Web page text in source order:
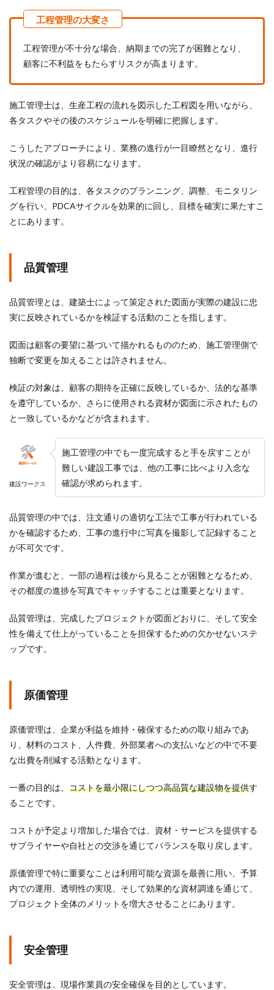
工程管理が不十分な場合、納期までの完了が困難となり、
顧客に不利益をもたらすリスクが高まります。
施工管理士は、生産工程の流れを図示した工程図を用いながら、
各タスクやその後のスケジュールを明確に把握します。
こうしたアプローチにより、業務の進行が一目瞭然となり、進行
状況の確認がより容易になります。
工程管理の目的は、各タスクのプランニング、調整、モニタリン
グを行い、PDCAサイクルを効果的に回し、目標を確実に果たすこ
とにあります。
品質管理
品質管理とは、建築士によって策定された図面が実際の建設に忠
実に反映されているかを検証する活動のことを指します。
図面は顧客の要望に基づいて描かれるもののため、施工管理側で
独断で変更を加えることは許されません。
検証の対象は、顧客の期待を正確に反映しているか、法的な基準
を遵守しているか、さらに使用される資材が図面に示されたもの
と一致しているかなどが含まれます。
建設ワークス
施工管理の中でも一度完成すると手を戻すことが
難しい建設工事では、他の工事に比べより入念な
確認が求められます。
品質管理の中では、注文通りの適切な工法で工事が行われている
かを確認するため、工事の進行中に写真を撮影して記録すること
が不可欠です。
作業が進むと、一部の過程は後から見ることが困難となるため、
その都度の進捗を写真でキャッチすることは重要となります。
品質管理は、完成したプロジェクトが図面どおりに、そして安全
性を備えて仕上がっていることを担保するための欠かせないステ
ップです。
原価管理
原価管理は、企業が利益を維持・確保するための取り組みであ
り、材料のコスト、人件費、外部業者への支払いなどの中で不要
な出費を削減する活動となります。
一番の目的は、 コストを最小限にしつつ高品質な建設物を提供す
ることです。
コストが予定より増加した場合では、資材・サービスを提供する
サプライヤーや自社との交渉を通じてバランスを取り戻します。
原価管理で特に重要なことは利用可能な資源を最善に用い、予算
内での運用、透明性の実現、そして効果的な資材調達を通じて、
プロジェクト全体のメリットを増大させることにあります。
安全管理
安全管理は、現場作業員の安全確保を目的としています。